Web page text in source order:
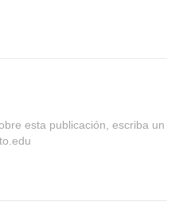
esta publicación, escriba un